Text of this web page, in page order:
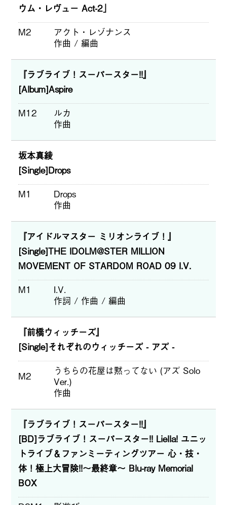
ウム・レヴュー Act-2」
M2
アクト・レゾナンス
作曲 / 編曲
『ラブライブ！スーパースター!!』
[Album]Aspire
M12
ルカ
作曲
坂本真綾
[Single]Drops
M1
Drops
作曲
『アイドルマスター ミリオンライブ！』
[Single]THE IDOLM@STER MILLION
MOVEMENT OF STARDOM ROAD 09 I.V.
M1
I.V.
作詞 / 作曲 / 編曲
『前橋ウィッチーズ』
[Single]それぞれのウィッチーズ - アズ -
M2
うちらの花屋は黙ってない (アズ Solo
Ver.)
作曲
『ラブライブ！スーパースター!!』
[BD]ラブライブ！スーパースター!! Liella! ユニッ
トライブ＆ファンミーティングツアー 心・技・
体！極上大冒険!!～最終章～ Blu-ray Memorial
BOX